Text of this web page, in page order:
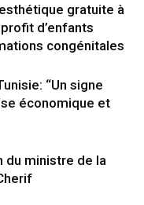
gratuite à
d’enfants
congénitales
“Un signe
économique et
du ministre de la